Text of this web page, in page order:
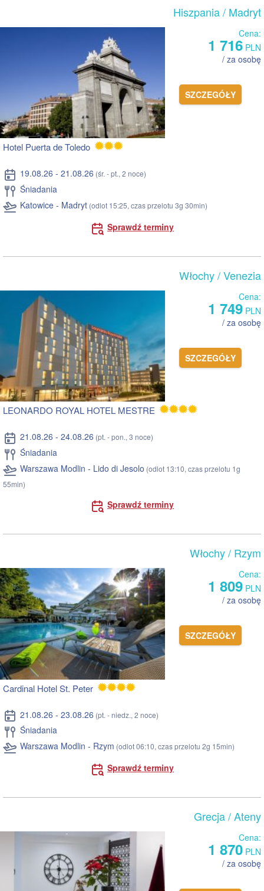
Hiszpania/ Madryt
Cena:
1 716 PLN
/ za osobę
SZCZEGÓŁY
Hotel Puerta de Toledo
19.08.26 - 21.08.26 (śr. - pt., 2 noce)
Śniadania
Katowice - Madryt (odlot 15:25, czas przelotu 3g 30min)
Sprawdź terminy
Włochy/ Venezia
Cena:
1 749 PLN
/ za osobę
SZCZEGÓŁY
LEONARDO ROYAL HOTEL MESTRE
21.08.26 - 24.08.26 (pt. - pon., 3 noce)
Śniadania
Warszawa Modlin - Lido di Jesolo (odlot 13:10, czas przelotu 1g
55min)
Sprawdź terminy
Włochy/ Rzym
Cena:
1 809 PLN
/ za osobę
SZCZEGÓŁY
Cardinal Hotel St. Peter
21.08.26 - 23.08.26 (pt. - niedz., 2 noce)
Śniadania
Warszawa Modlin - Rzym (odlot 06:10, czas przelotu 2g 15min)
Sprawdź terminy
Grecja/ Ateny
Cena:
1 870 PLN
/ za osobę